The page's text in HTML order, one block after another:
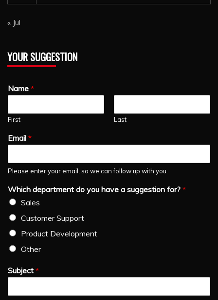
« Jul
YOUR SUGGESTION
Name *
First Last
Email *
Please enter your email, so we can follow up with you.
Which department do you have a suggestion for? *
Sales
Customer Support
Product Development
Other
Subject *